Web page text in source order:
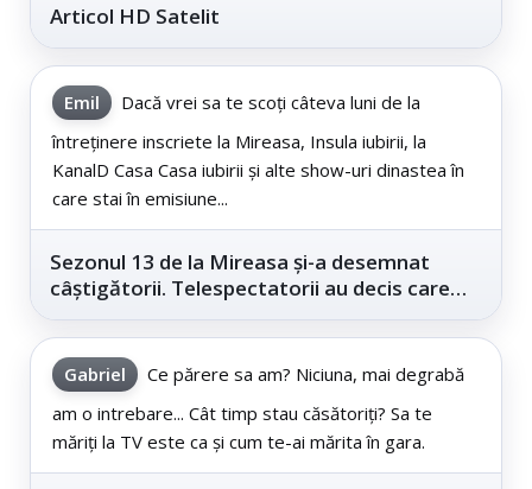
Articol HD Satelit
Emil
Dacă vrei sa te scoți câteva luni de la
întreținere inscriete la Mireasa, Insula iubirii, la
KanalD Casa Casa iubirii și alte show-uri dinastea în
care stai în emisiune...
Sezonul 13 de la Mireasa și-a desemnat
câștigătorii. Telespectatorii au decis care
Gabriel
Ce părere sa am? Niciuna, mai degrabă
am o intrebare... Cât timp stau căsătoriți? Sa te
măriți la TV este ca și cum te-ai mărita în gara.